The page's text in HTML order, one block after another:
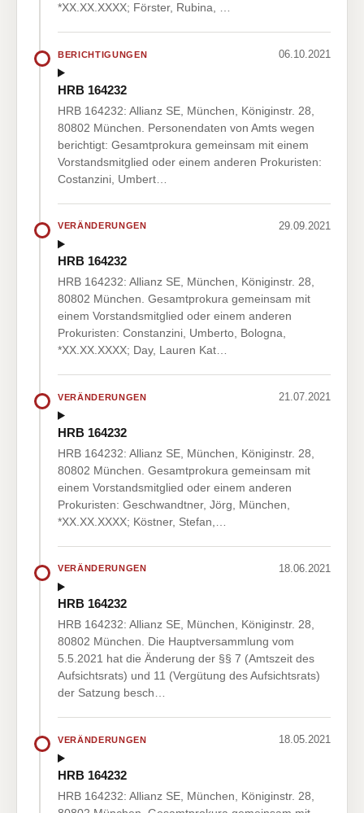
*XX.XX.XXXX; Förster, Rubina, …
BERICHTIGUNGEN 06.10.2021
HRB 164232
HRB 164232: Allianz SE, München, Königinstr. 28,
80802 München. Personendaten von Amts wegen
berichtigt: Gesamtprokura gemeinsam mit einem
Vorstandsmitglied oder einem anderen Prokuristen:
Costanzini, Umbert…
VERÄNDERUNGEN 29.09.2021
HRB 164232
HRB 164232: Allianz SE, München, Königinstr. 28,
80802 München. Gesamtprokura gemeinsam mit
einem Vorstandsmitglied oder einem anderen
Prokuristen: Constanzini, Umberto, Bologna,
*XX.XX.XXXX; Day, Lauren Kat…
VERÄNDERUNGEN 21.07.2021
HRB 164232
HRB 164232: Allianz SE, München, Königinstr. 28,
80802 München. Gesamtprokura gemeinsam mit
einem Vorstandsmitglied oder einem anderen
Prokuristen: Geschwandtner, Jörg, München,
*XX.XX.XXXX; Köstner, Stefan,…
VERÄNDERUNGEN 18.06.2021
HRB 164232
HRB 164232: Allianz SE, München, Königinstr. 28,
80802 München. Die Hauptversammlung vom
5.5.2021 hat die Änderung der §§ 7 (Amtszeit des
Aufsichtsrats) und 11 (Vergütung des Aufsichtsrats)
der Satzung besch…
VERÄNDERUNGEN 18.05.2021
HRB 164232
HRB 164232: Allianz SE, München, Königinstr. 28,